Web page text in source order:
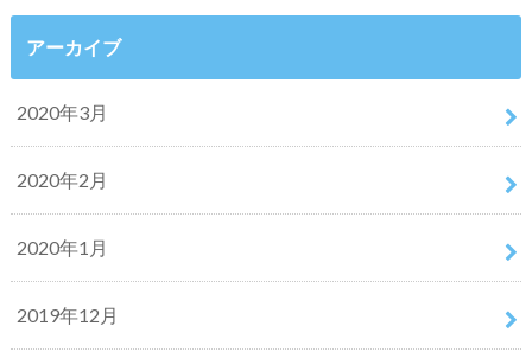
アーカイブ
2020年3月
2020年2月
2020年1月
2019年12月